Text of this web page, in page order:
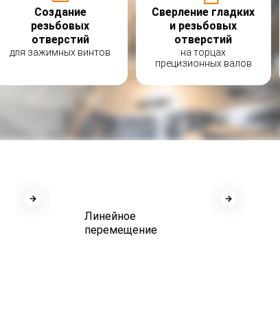
Создание
резьбовых
отверстий
для зажимных винтов
Сверление гладких
и резьбовых
отверстий
на торцах
прецизионных валов
Линейное
перемещение